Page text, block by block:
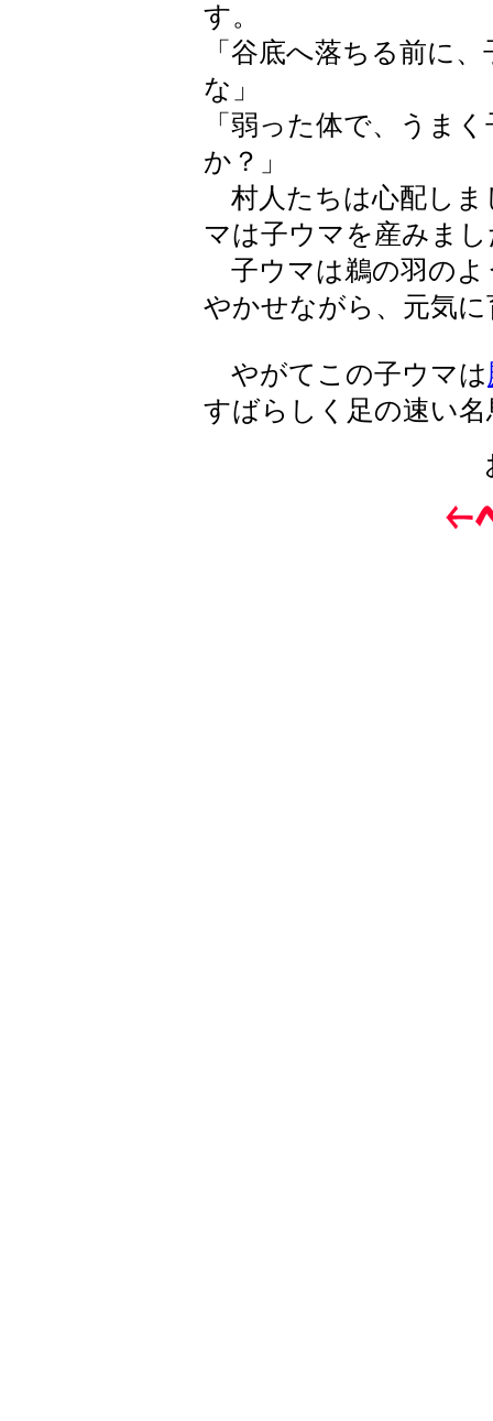
す。
「谷底へ落ちる前に
な」
「弱った体で、うま
か？」
村人たちは心配しま
マは子ウマを産みま
子ウマは鵜の羽のよ
やかせながら、元気
やがてこの子ウマは
すばらしく足の速い